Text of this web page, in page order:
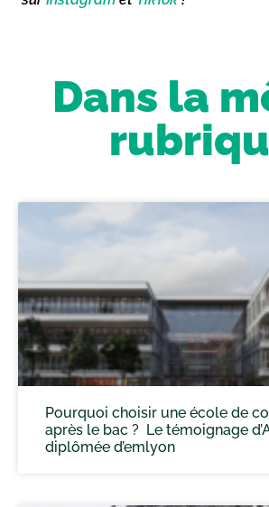
Dans la
Pourquoi choisir une école de
après le bac ? Le témoignage
diplômée d’emlyon